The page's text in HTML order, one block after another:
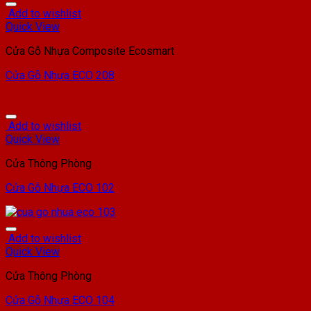
Add to wishlist
Quick View
Cửa Gỗ Nhựa Composite Ecosmart
Cửa Gỗ Nhựa ECO 208
Add to wishlist
Quick View
Cửa Thông Phòng
Cửa Gỗ Nhựa ECO 102
Add to wishlist
Quick View
Cửa Thông Phòng
Cửa Gỗ Nhựa ECO 104